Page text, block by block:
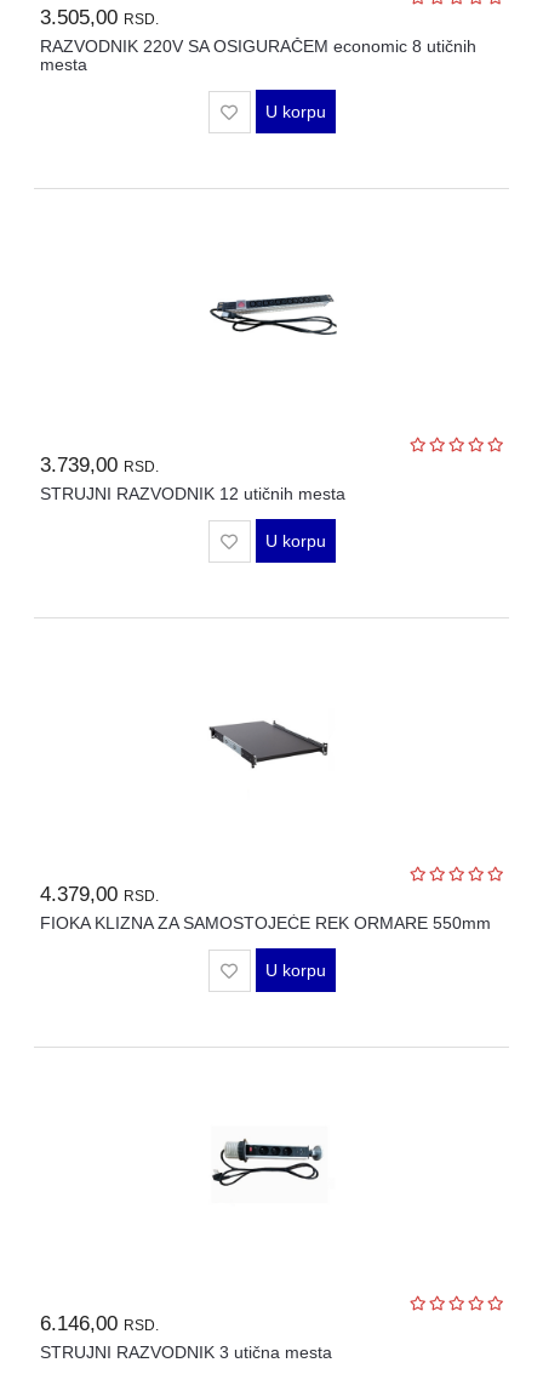
3.505,00 RSD.
RAZVODNIK 220V SA OSIGURAČEM economic 8 utičnih
mesta
U korpu
3.739,00 RSD.
STRUJNI RAZVODNIK 12 utičnih mesta
U korpu
4.379,00 RSD.
FIOKA KLIZNA ZA SAMOSTOJEĆE REK ORMARE 550mm
U korpu
6.146,00 RSD.
STRUJNI RAZVODNIK 3 utična mesta